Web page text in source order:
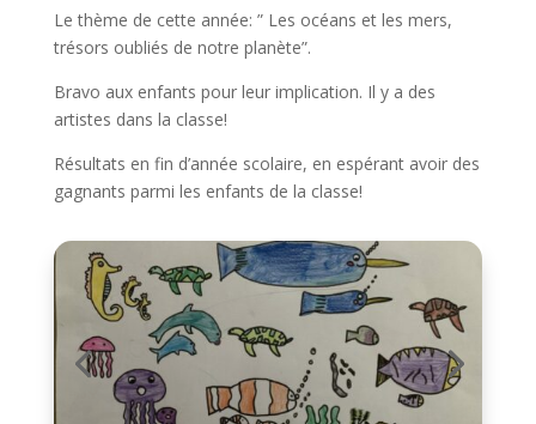
Le thème de cette année: ” Les océans et les mers,
trésors oubliés de notre planète”.
Bravo aux enfants pour leur implication. Il y a des
artistes dans la classe!
Résultats en fin d’année scolaire, en espérant avoir des
gagnants parmi les enfants de la classe!